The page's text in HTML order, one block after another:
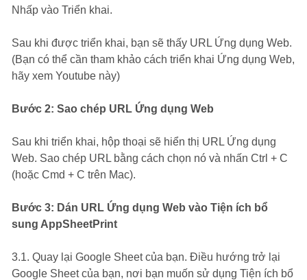
}
Nhấp vào Triển khai.
Sau khi được triển khai, bạn sẽ thấy URL Ứng dụng Web.
(Bạn có thể cần tham khảo cách triển khai Ứng dụng Web,
hãy xem Youtube này)
Bước 2: Sao chép URL Ứng dụng Web
Sau khi triển khai, hộp thoại sẽ hiển thị URL Ứng dụng
Web. Sao chép URL bằng cách chọn nó và nhấn Ctrl + C
(hoặc Cmd + C trên Mac).
Bước 3: Dán URL Ứng dụng Web vào Tiện ích bổ
sung AppSheetPrint
3.1. Quay lại Google Sheet của bạn. Điều hướng trở lại
Google Sheet của bạn, nơi bạn muốn sử dụng Tiện ích bổ